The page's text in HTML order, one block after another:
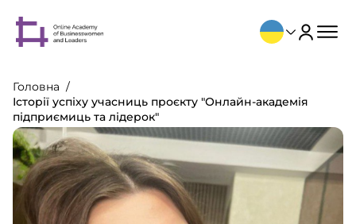
Головна
Історії успіху учасниць проєкту "Онлайн-академія
підприємиць та лідерок"